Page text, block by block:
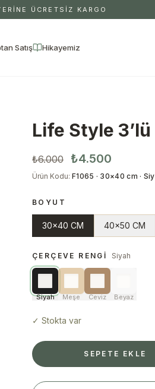
ÜCRETSİZ KARGO
Satış Hikayemiz
Life Style
₺6.000 ₺4.500
Ürün Kodu: F1065 · 30×40 cm ·
BOYUT
30x40 CM 40x50 CM
ÇERÇEVE RENGI Siyah
Siyah Meşe Ceviz Beyaz
✓ Stokta var
SEPETE EKLE